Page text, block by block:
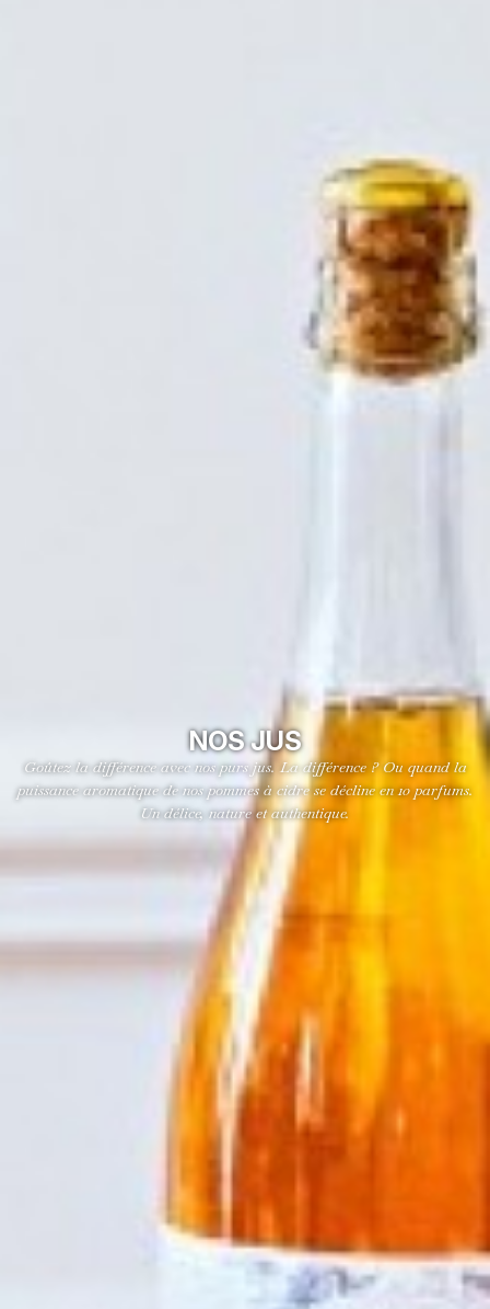
NOS JUS
Goûtez la différence avec nos purs jus. La différence ? Ou quand la
puissance aromatique de nos pommes à cidre se décline en 10 parfums.
Un délice, nature et authentique.